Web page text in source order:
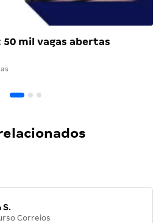
mil vagas abertas
S.
Correios